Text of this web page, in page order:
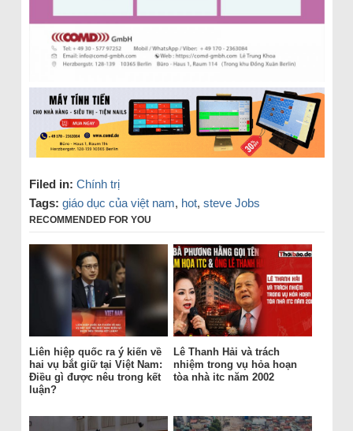
Filed in: Chính trị
Tags: giáo dục của việt nam, hot, steve Jobs
RECOMMENDED FOR YOU
Liên hiệp quốc ra ý kiến về
hai vụ bắt giữ tại Việt Nam:
Điều gì được nêu trong kết
luận?
Lê Thanh Hải và trách
nhiệm trong vụ hỏa hoạn
tòa nhà itc năm 2002